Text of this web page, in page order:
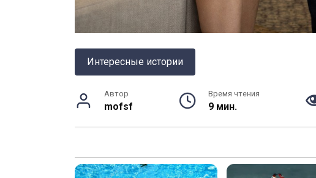
Интересные истории
Автор
mofsf
Время чтения
9 мин.